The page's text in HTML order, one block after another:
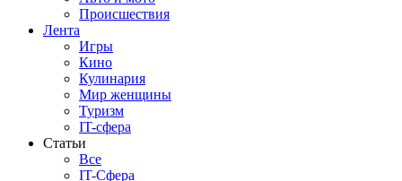
Происшествия
Лента
Игры
Кино
Кулинария
Мир женщины
Туризм
IT-сфера
Статьи
Все
IT-Сфера